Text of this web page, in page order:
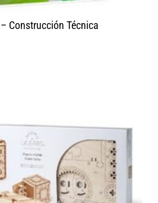
Construcción Técnica